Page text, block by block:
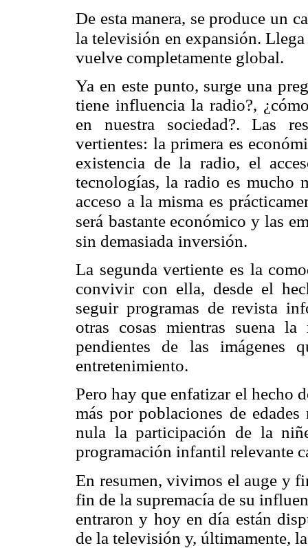
De esta manera, se produce un
la televisión en expansión.
vuelve completamente global.
Ya en este punto, surge una
tiene influencia la radio?,
en nuestra sociedad?. Las
vertientes: la primera es
existencia de la radio, el
tecnologías, la radio es mucho
acceso a la misma es
será bastante económico y las
sin demasiada inversión.
La segunda vertiente es la
convivir con ella, desde el
seguir programas de revista
otras cosas mientras suena
pendientes de las imágenes
entretenimiento.
Pero hay que enfatizar el hecho
más por poblaciones de
nula la participación de la
programación infantil relevante
En resumen, vivimos el auge y
fin de la supremacía de su
entraron y hoy en día están
de la televisión y, últimamente,